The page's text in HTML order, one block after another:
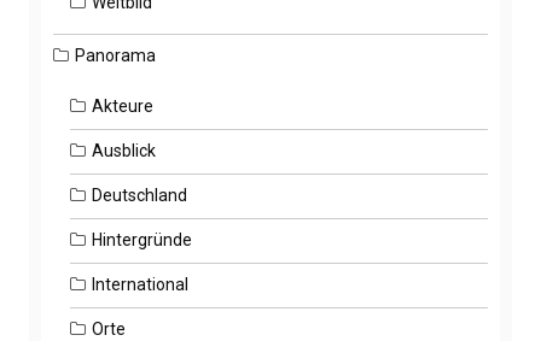
Panorama
Akteure
Ausblick
Deutschland
Hintergründe
International
Orte